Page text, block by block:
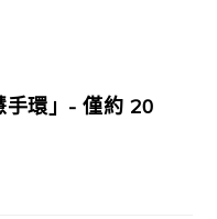
環」- 僅約 20